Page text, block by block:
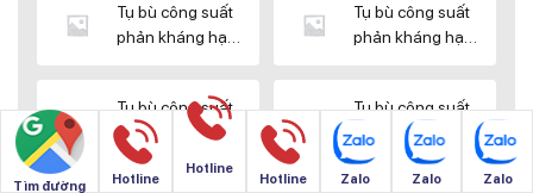
Tụ bù công suất
phản kháng hạ
Tụ bù công suất
phản kháng hạ
Tụ bù công suất
phản kháng hạ
thế SHIZUKI
Tụ bù công suất
phản kháng hạ
thế SINO
Tìm đường Hotline
Hotline
Hotline Zalo Zalo Zalo